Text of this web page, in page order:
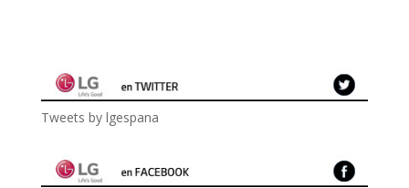
Tweets by lgespana